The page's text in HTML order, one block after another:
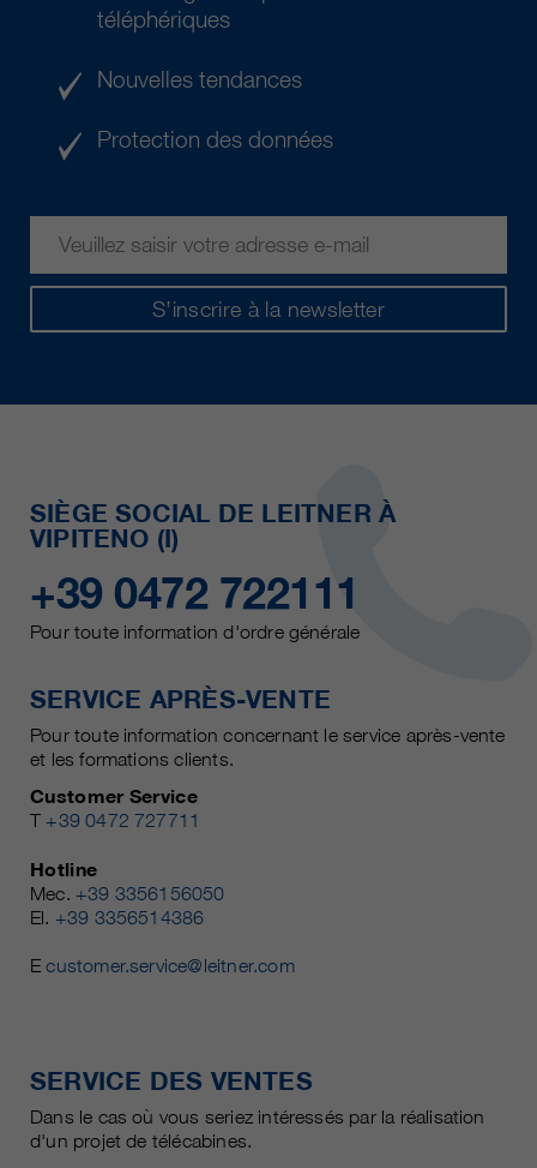
S’inscrire à la newsletter
téléphériques
Nouvelles tendances
Protection des données
SIÈGE SOCIAL DE LEITNER À
VIPITENO (I)
+39 0472 722111
Pour toute information d'ordre générale
SERVICE APRÈS-VENTE
Pour toute information concernant le service après-vente
et les formations clients.
Customer Service
T +39 0472 727711
Hotline
Mec. +39 3356156050
El. +39 3356514386
Ecustomer.service@leitner.com
SERVICE DES VENTES
Dans le cas où vous seriez intéressés par la réalisation
d'un projet de télécabines.